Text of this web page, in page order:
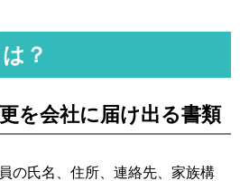
キュリティを徹底する
限界を把握する
ワークフロー化するメリット
をスムーズにできる
？
を会社に届け出る書類
の氏名、住所、連絡先、家族構